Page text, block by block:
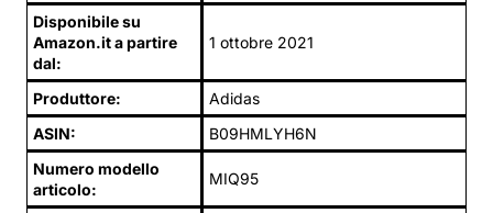
Disponibile su
Amazon.it a partire
dal:
1 ottobre 2021
Produttore:
Adidas
ASIN:
B09HMLYH6N
Numero modello
articolo:
MIQ95